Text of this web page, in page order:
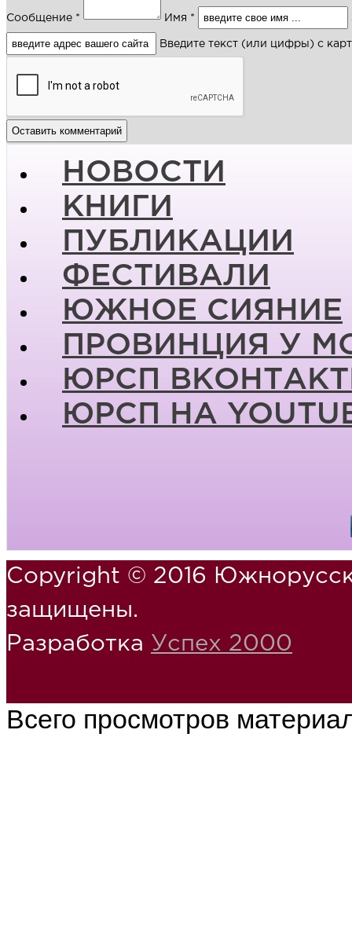
Сообщение * Имя *
Введите текст (или цифры) с
НОВОСТИ
КНИГИ
ПУБЛИКАЦИИ
ФЕСТИВАЛИ
ЮЖНОЕ СИЯНИЕ
ПРОВИНЦИЯ У
ЮРСП
ЮРСП НА
Copyright © 2016
защищены.
Разработка Успех 2000
Всего просмотров